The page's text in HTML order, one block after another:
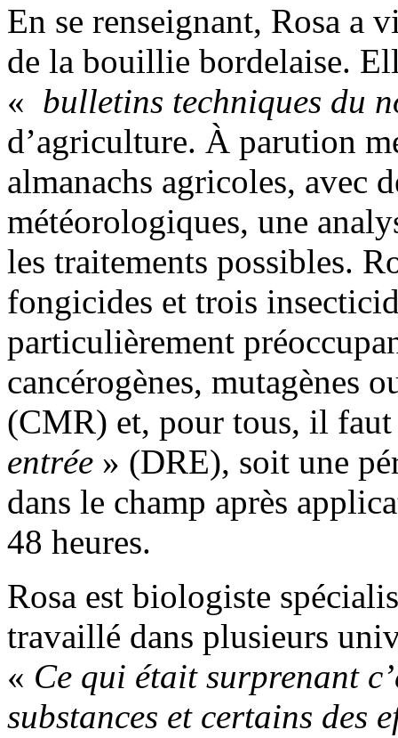
En se renseignant, Rosa a
de la bouillie bordelaise.
« bulletins techniques du
d’agriculture. À parution
almanachs agricoles, avec
météorologiques, une
les traitements possibles.
fongicides et trois
particulièrement
cancérogènes, mutagènes
(CMR) et, pour tous, il faut
entrée » (DRE), soit une
dans le champ après
48 heures.
Rosa est biologiste
travaillé dans plusieurs
« Ce qui était surprenant
substances et certains des